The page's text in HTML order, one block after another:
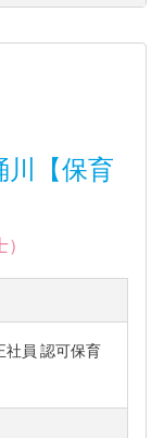
【保育
社員 認可保育